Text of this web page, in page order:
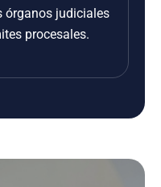
órganos judiciales
procesales.